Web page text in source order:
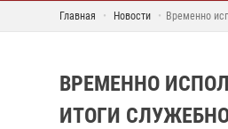
Главная Новости Временно
ВРЕМЕННО
ИТОГИ